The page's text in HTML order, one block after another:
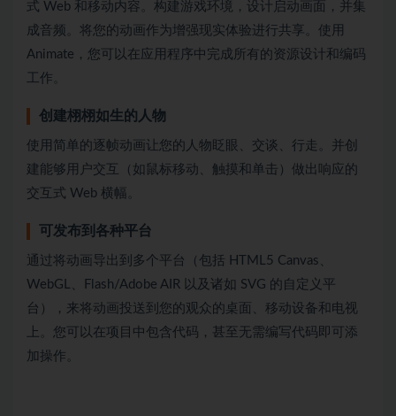
式 Web 和移动内容。构建游戏环境，设计启动画面，并集
成音频。将您的动画作为增强现实体验进行共享。使用
Animate，您可以在应用程序中完成所有的资源设计和编码
工作。
创建栩栩如生的人物
使用简单的逐帧动画让您的人物眨眼、交谈、行走。并创
建能够用户交互（如鼠标移动、触摸和单击）做出响应的
交互式 Web 横幅。
可发布到各种平台
通过将动画导出到多个平台（包括 HTML5 Canvas、
WebGL、Flash/Adobe AIR 以及诸如 SVG 的自定义平
台），来将动画投送到您的观众的桌面、移动设备和电视
上。您可以在项目中包含代码，甚至无需编写代码即可添
加操作。